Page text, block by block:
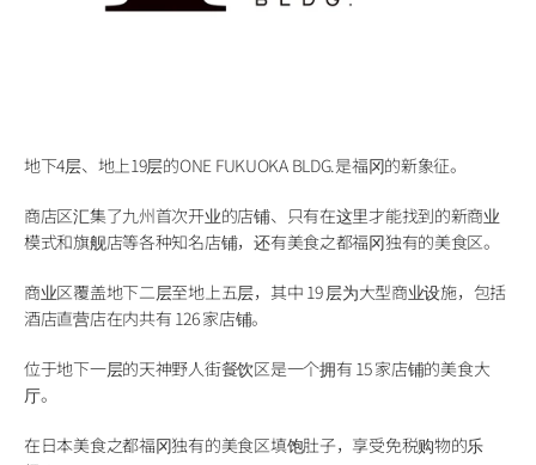
地下4层、地上19层的ONE FUKUOKA BLDG.是福冈的新象征。
商店区汇集了九州首次开业的店铺、只有在这里才能找到的新商业
模式和旗舰店等各种知名店铺，还有美食之都福冈独有的美食区。
商业区覆盖地下二层至地上五层，其中 19 层为大型商业设施，包括
酒店直营店在内共有 126 家店铺。
位于地下一层的天神野人街餐饮区是一个拥有 15 家店铺的美食大
厅。
在日本美食之都福冈独有的美食区填饱肚子，享受免税购物的乐